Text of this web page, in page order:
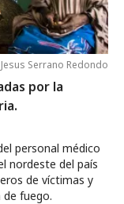
Jesus Serrano Redondo
por la
personal médico
nordeste del país
de víctimas y
fuego.